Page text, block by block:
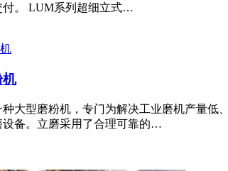
付。 LUM系列超细立式…
大型磨粉机，专门为解决工业磨机产量
设备。立磨采用了合理可靠的…